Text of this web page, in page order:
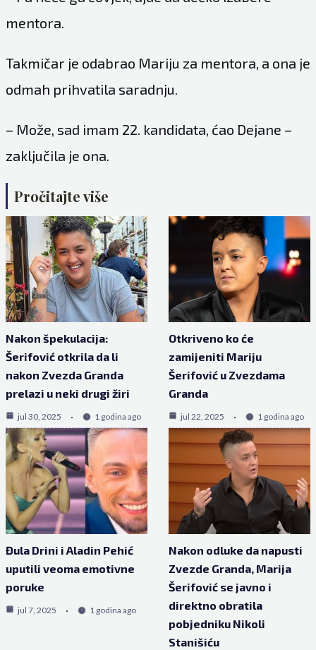
mentora.
Takmičar je odabrao Mariju za mentora, a ona je
odmah prihvatila saradnju.
– Može, sad imam 22. kandidata, ćao Dejane –
zaključila je ona.
Pročitajte više
Nakon špekulacija:
Šerifović otkrila da li
nakon Zvezda Granda
prelazi u neki drugi žiri
jul 30, 2025 1 godina ago
Otkriveno ko će
zamijeniti Mariju
Šerifović u Zvezdama
Granda
jul 22, 2025 1 godina ago
Đula Drini i Aladin Pehić
uputili veoma emotivne
poruke
jul 7, 2025 1 godina ago
Nakon odluke da napusti
Zvezde Granda, Marija
Šerifović se javno i
direktno obratila
pobjedniku Nikoli
Stanišiću